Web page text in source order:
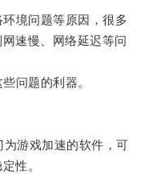
境问题等原因，很多
速慢、网络延迟等问
问题的利器。
游戏加速的软件，可
性。